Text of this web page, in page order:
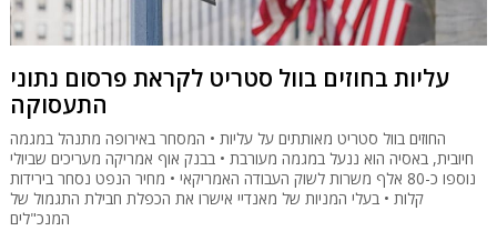
עליות בחוזים בוול סטריט לקראת פרסום נתוני
התעסוקה
החוזים בוול סטריט מאותתים על עליות • המסחר באירופה מתנהל במגמה
חיובית, באסיה הוא ננעל במגמה מעורבת • בבנק אוף אמריקה מעריכים שביולי
נוספו כ-80 אלף משרות לשוק העבודה האמריקאי • מחיר הנפט נסחר בירידות
קלות • בעלי המניות של מאנדיי אישרו את הכפלת חבילת התגמול של
המנכ"לים